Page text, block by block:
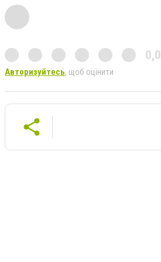
0,0
Авторизуйтесь, щоб оцінити